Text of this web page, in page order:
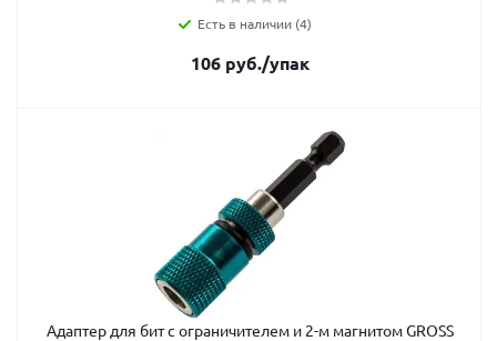
Есть в наличии (4)
106руб./упак
Адаптер для бит с ограничителем и 2-м магнитом GROSS